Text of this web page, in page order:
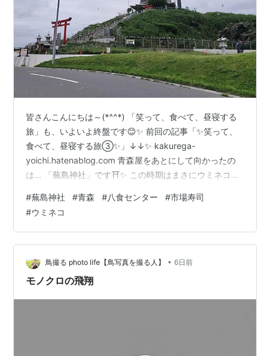
皆さんこんにちは～(*^^*) 「笑って、食べて、昼寝する
旅」も、いよいよ終盤です😊✨ 前回の記事「✨笑って、
食べて、昼寝する旅③✨」↓↓✨ kakurega-
yoichi.hatenablog.com 青森屋をあとにして向かったの
は… 「蕪島神社」です⛩✨ この時期はまさにウミネコシ
いると、 「ミャ～ミャ～！」 という鳴き声があちこちか
ら聞こえてきて、とにかく賑やか🎵 実は蕪島は、国内有
数のウミネコの繁殖地✨ ちょうど繁殖期ということもあ
り、島全体がウミネコたちの楽園になっていました😊 見
上げてもウミネコ。 足元にもウミネコ。 気が付けば…
#蕪島神社 #青森 #八食センター #市場寿司
#ウミネコ
鳥撮る photo life【鳥写真を撮る人】 • 6日前
モノクロの飛翔